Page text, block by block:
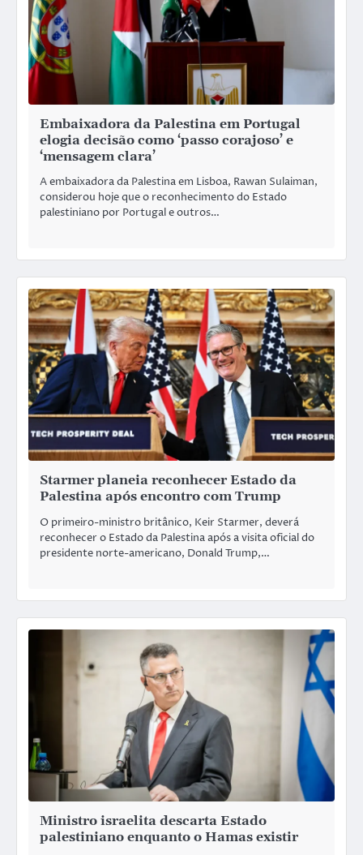
Embaixadora da Palestina em Portugal
elogia decisão como ‘passo corajoso’ e
‘mensagem clara’
A embaixadora da Palestina em Lisboa, Rawan Sulaiman,
considerou hoje que o reconhecimento do Estado
palestiniano por Portugal e outros…
Starmer planeia reconhecer Estado da
Palestina após encontro com Trump
O primeiro-ministro britânico, Keir Starmer, deverá
reconhecer o Estado da Palestina após a visita oficial do
presidente norte-americano, Donald Trump,…
Ministro israelita descarta Estado
palestiniano enquanto o Hamas existir